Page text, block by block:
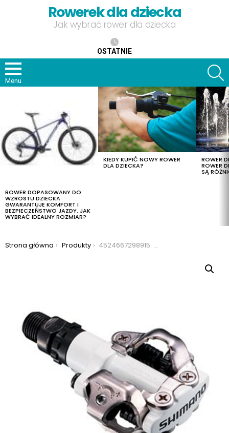
Rowerek dla dziecka
Jak wybrać rower dla dziecka
OSTATNIE
Menu
ROWER DOPASOWANY DO
WZROSTU DZIECKA
GWARANTUJE KOMFORT I
BEZPIECZEŃSTWO JAZDY. JAK
WYBRAĆ IDEALNY ROZMIAR?
KIEDY KUPIĆ NOWY ROWER
DLA DZIECKA?
ROWER
ROWER
SĄ
Jesteś tutaj:
Strona główna Produkty 4524667298915: pedały shimano spd m520 + bloki białe